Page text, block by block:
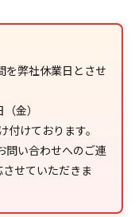
を弊社休業日とさせ
金）
けております。
問い合わせへのご連
せていただきま